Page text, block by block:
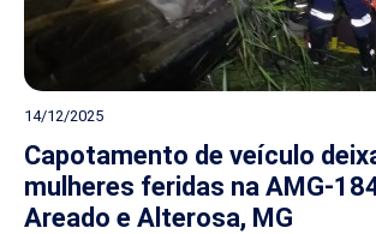
14/12/2025
Capotamento de veículo
mulheres feridas na AMG-
Areado e Alterosa, MG